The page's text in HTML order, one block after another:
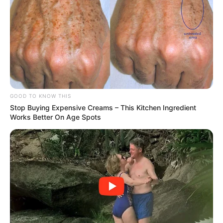
GOOD TO KNOW THIS
Stop Buying Expensive Creams – This Kitchen Ingredient
Works Better On Age Spots